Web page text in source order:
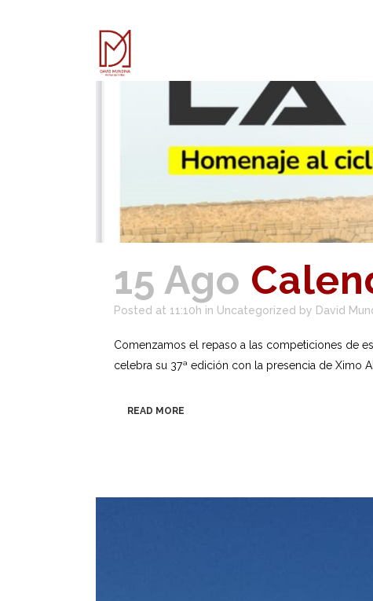
15 Ago
Posted at 11:10h in Uncategorized by David
Comenzamos el repaso a las competiciones de
celebra su 37ª edición con la presencia de Ximo
READ MORE